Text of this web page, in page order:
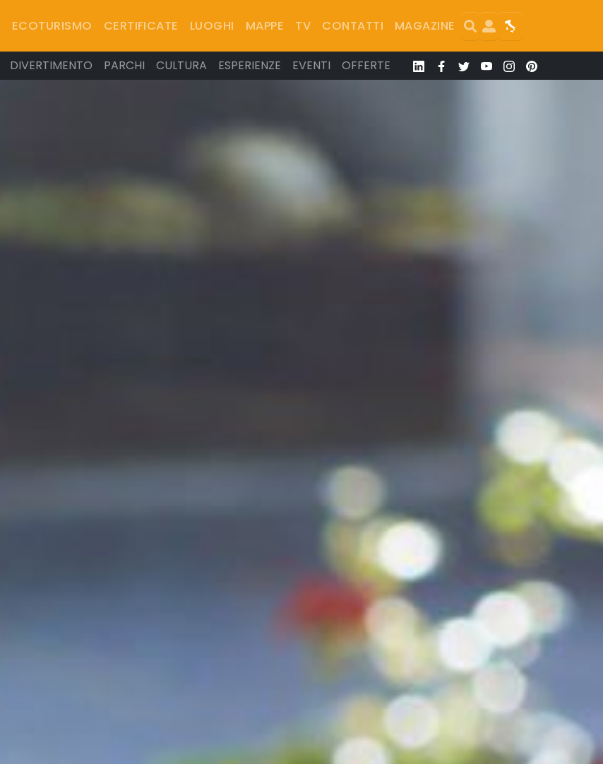
ECOTURISMO CERTIFICATE LUOGHI MAPPE TV CONTATTI MAGAZINE Search
User Map
DIVERTIMENTO PARCHI CULTURA ESPERIENZE EVENTI OFFERTE